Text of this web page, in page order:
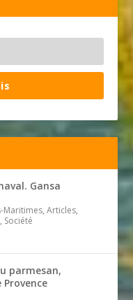
Gansa
Maritimes, Articles,
Société
parmesan,